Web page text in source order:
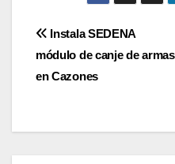
Navegación
de
Instala SEDENA
módulo de canje de armas
en Cazones